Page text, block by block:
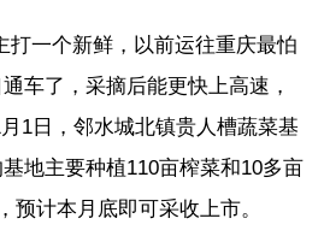
打一个新鲜，以前运往重庆最怕
车了，采摘后能更快上高速，
1日，邻水城北镇贵人槽蔬菜基
地主要种植110亩榨菜和10多亩
预计本月底即可采收上市。